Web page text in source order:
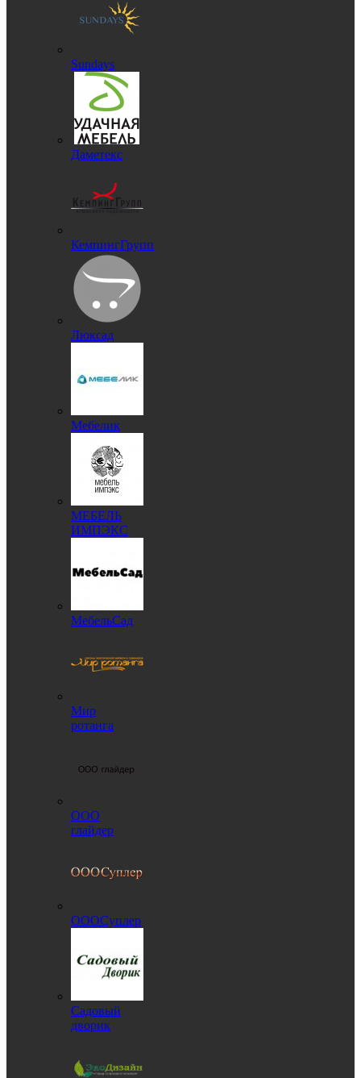
Sundays
Даметекс
КемпингГрупп
Люксад
Мебелик
МЕБЕЛЬ
ИМПЭКС
МебельСад
Мир
ротанга
ООО
глайдер
ОООСуплер
Садовый
дворик